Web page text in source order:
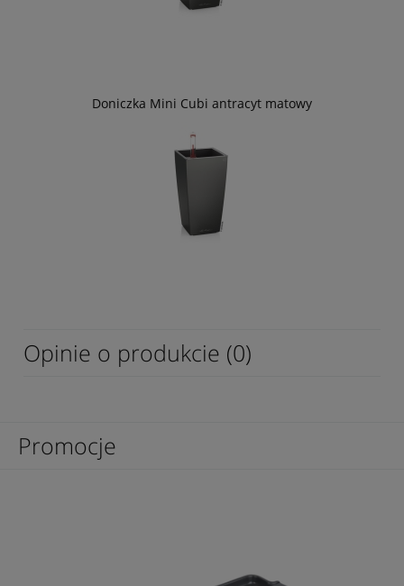
Doniczka Mini Cubi antracyt matowy
Opinie o produkcie (0)
Promocje